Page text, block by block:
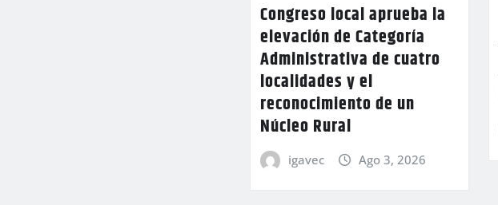
Congreso local aprueba la
elevación de Categoría
Administrativa de cuatro
localidades y el
reconocimiento de un
Núcleo Rural
igavec Ago 3, 2026